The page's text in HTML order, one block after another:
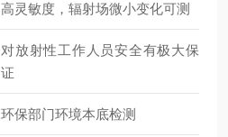
高灵敏度，辐射场微小变化可测
对放射性工作人员安全有极大保
证
环保部门环境本底检测